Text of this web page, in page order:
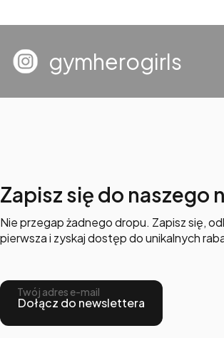
gymherogirls
Zapisz się do naszego
Nie przegap żadnego dropu. Zapisz się,
pierwsza i zyskaj dostęp do unikalnych
Twój adres e-mail
Dołącz do newslettera